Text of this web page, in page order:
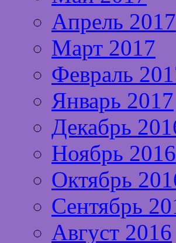
Апрель 2017
Март 2017
Февраль
Январь 2017
Декабрь
Ноябрь 2016
Октябрь
Сентябрь
Август 2016